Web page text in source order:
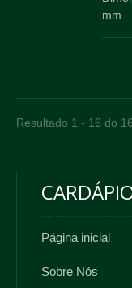
mm
Resultado 1 - 16 do 16
Página inicial
Sobre Nós